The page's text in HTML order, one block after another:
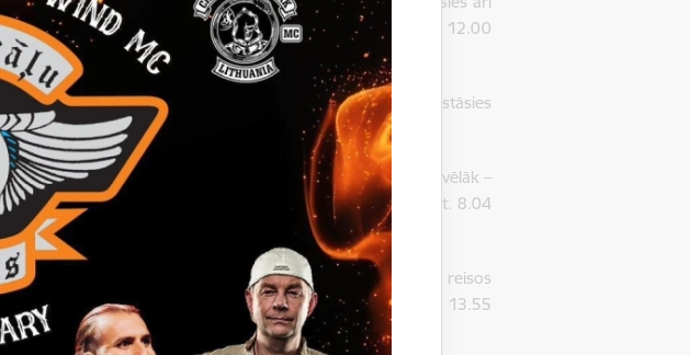
17.50 (katru dienu), plkst. 8.00 (katru dienu) un plkst. 12.00
plkst. 3.00 (katru dienu) un plkst. 17.50 (katru dienu).
autobuss turpmāk trīs reisos nedēļas otrajā pusē apstāsies
un plkst. 18.45 (ceturtdienās, piektdienās, svētdienās).
stacija divi darba dienu rīta reisi
turpmāk tiks uzsākti vēlāk –
– plkst. 7.18), bet no Balvu stacijas izbrauks plkst. 8.04
autobuss turpmāk svētdienās divos pēcpusdienas reisos
(iepriekš – plkst. 13.30), bet no pieturas “Letes” plkst. 13.55